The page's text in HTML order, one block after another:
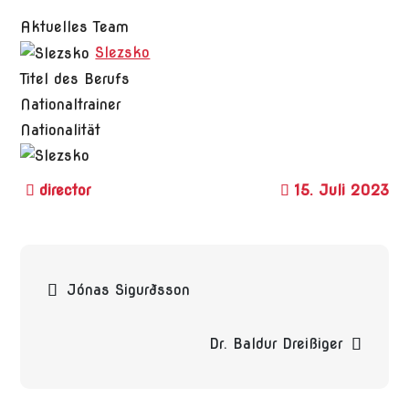
Aktuelles Team
Slezsko
Titel des Berufs
Nationaltrainer
Nationalität
15. Juli 2023
Beitragsnavigation
Jónas Sigurðsson
Dr. Baldur Dreißiger